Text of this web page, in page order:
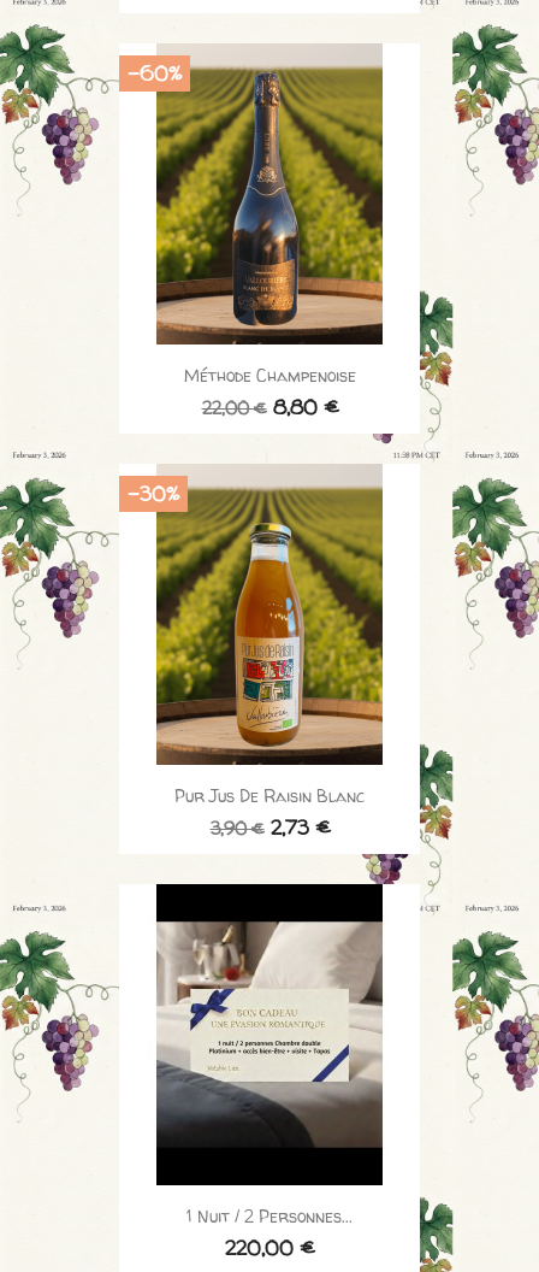
Méthode Champenoise
22,00 € 8,80 €
-60%
Pur Jus De Raisin Blanc
3,90 € 2,73 €
-30%
1 Nuit / 2 Personnes...
220,00 €